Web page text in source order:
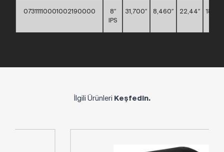
07311110001002190000
8″
IPS
31,700″ 8,460″ 22,44″
İlgili Ürünleri Keşfedin.